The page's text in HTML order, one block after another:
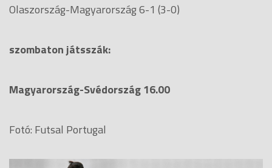
Olaszország-Magyarország 6-1 (3-0)
szombaton játsszák:
Magyarország-Svédország 16.00
Fotó: Futsal Portugal